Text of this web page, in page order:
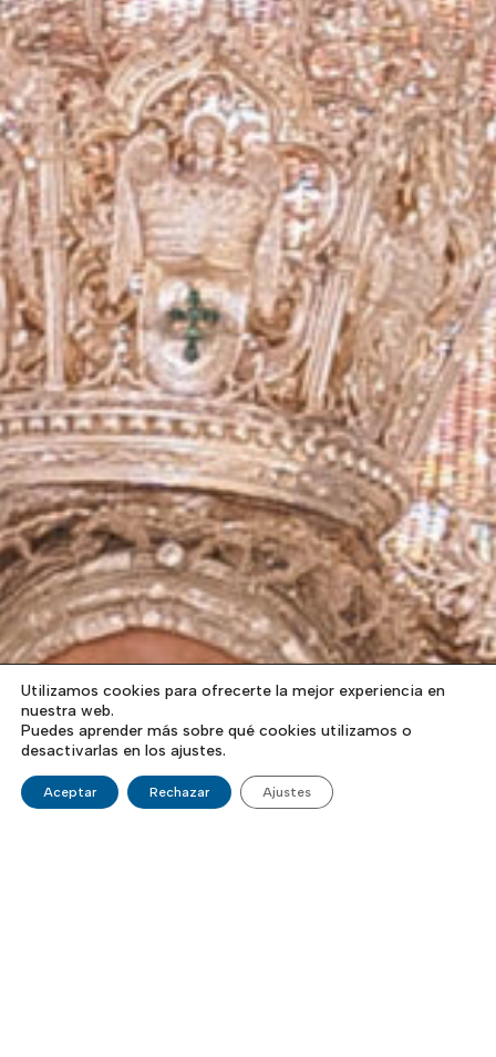
Utilizamos cookies para ofrecerte la mejor experiencia en
nuestra web.
Puedes aprender más sobre qué cookies utilizamos o
desactivarlas en los ajustes.
Aceptar Rechazar Ajustes